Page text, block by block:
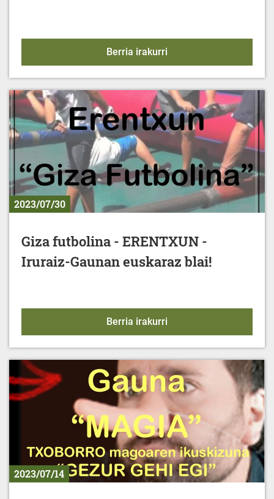
Berria irakurri
2023/07/30
Giza futbolina - ERENTXUN -
Iruraiz-Gaunan euskaraz blai!
Berria irakurri
2023/07/14